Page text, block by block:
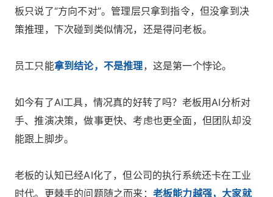
板只说了“方向不对”。管理层只拿到指令，但没拿到决
策推理，下次碰到类似情况，还是得问老板。
员工只能拿到结论，不是推理，这是第一个悖论。
如今有了AI工具，情况真的好转了吗？老板用AI分析对
手、推演决策，做事更快、考虑也更全面，但团队却没
能跟上脚步。
老板的认知已经AI化了，但公司的执行系统还卡在工业
时代。更棘手的问题随之而来： 老板能力越强，大家就